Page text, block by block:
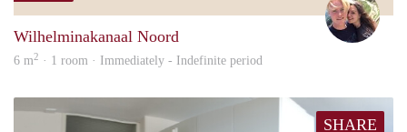
Wilhelminakanaal Noord
6 m2 · 1 room · Immediately - Indefinite period
SHARE